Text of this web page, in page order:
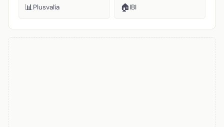
📊Plusvalía 🏠IBI